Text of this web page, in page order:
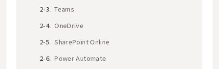
Teams
OneDrive
SharePoint Online
Power Automate